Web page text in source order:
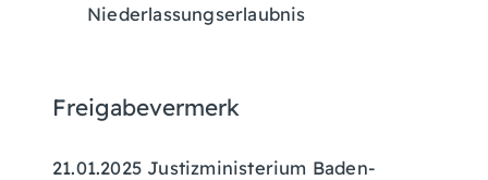
Niederlassungserlaubnis
Freigabevermerk
21.01.2025 Justizministerium Baden-